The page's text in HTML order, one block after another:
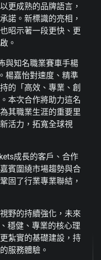
更成熟的品牌語言，
諾。新標識的亮相，
昭示著一段更快、更
。
與知名職業賽車手楊
楊嘉怡對速度、精準
的「高效、專業、創
本次合作將助力這名
其職業生涯的重要里
活力，拓寬全球視
成長的客戶、合作
賓圍繞市場趨勢與合
固了行業專業聯結，
野的持續強化，未來
穩健、專業的核心理
紮實的基礎建設，持
服務體驗。